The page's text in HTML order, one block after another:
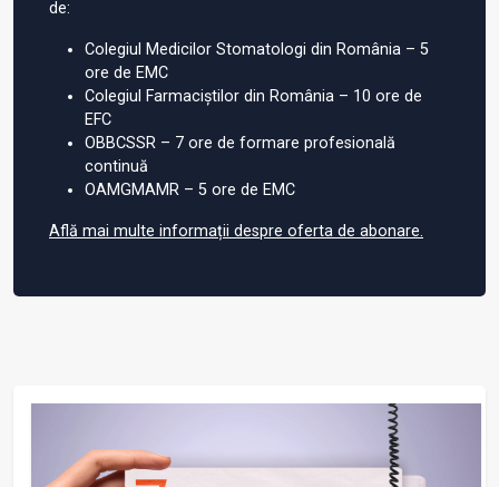
de:
Colegiul Medicilor Stomatologi din România – 5
ore de EMC
Colegiul Farmaciștilor din România – 10 ore de
EFC
OBBCSSR – 7 ore de formare profesională
continuă
OAMGMAMR – 5 ore de EMC
Află mai multe informații despre oferta de abonare.